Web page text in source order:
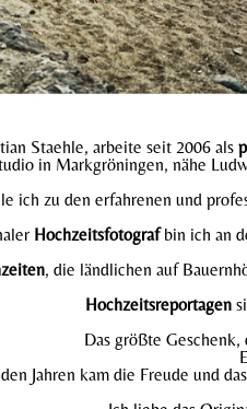
Staehle, arbeite seit 2006 als
in Markgröningen, nähe
ich zu den erfahrenen und
Hochzeitsfotografbin ich an
, die ländlichen auf
Hochzeitsreportagen
Das größte
Jahren kam die Freude und